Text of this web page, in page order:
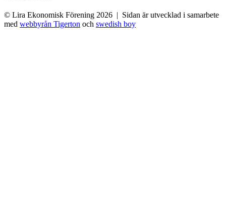
© Lira Ekonomisk Förening 2026 | Sidan är utvecklad i samarbete
med webbyrån Tigerton och swedish boy